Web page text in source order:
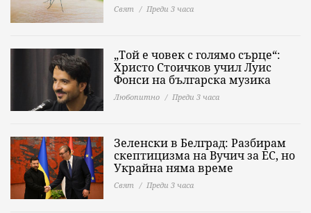
Свят Преди 3 часа
„Той е човек с голямо сърце“:
Христо Стоичков учил Луис
Фонси на българска музика
Любопитно Преди 3 часа
Зеленски в Белград: Разбирам
скептицизма на Вучич за ЕС, но
Украйна няма време
Свят Преди 3 часа